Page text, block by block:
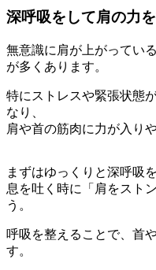
深呼吸をして肩の力を
無意識に肩が上がってい
が多くあります。
特にストレスや緊張状態
なり、
肩や首の筋肉に力が入り
まずはゆっくりと深呼吸を
息を吐く時に「肩をスト
う。
呼吸を整えることで、首
す。